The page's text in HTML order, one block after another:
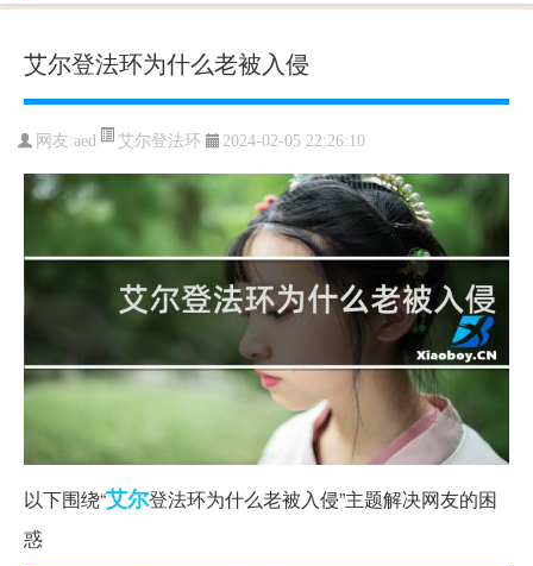
艾尔登法环为什么老被入侵
网友:aed 艾尔登法环 2024-02-05 22:26:10
以下围绕“艾尔登法环为什么老被入侵”主题解决网友的困
惑